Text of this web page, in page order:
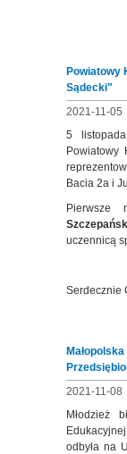
Powiatowy
Sądecki"
2021-11-05
5
Powiatowy
Bacia 2a i
Pierwsze
uczennicą
Serdecznie
2021-11-08
Młodzież
odbyła na